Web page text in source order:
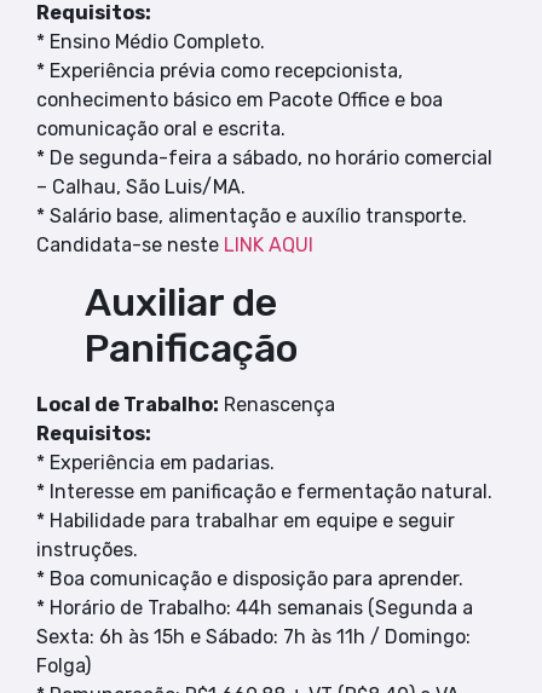
Requisitos:
* Ensino Médio Completo.
* Experiência prévia como recepcionista,
conhecimento básico em Pacote Office e boa
comunicação oral e escrita.
* De segunda-feira a sábado, no horário comercial
– Calhau, São Luis/MA.
* Salário base, alimentação e auxílio transporte.
Candidata-se neste LINK AQUI
Auxiliar de
Panificação
Local de Trabalho: Renascença
Requisitos:
* Experiência em padarias.
* Interesse em panificação e fermentação natural.
* Habilidade para trabalhar em equipe e seguir
instruções.
* Boa comunicação e disposição para aprender.
* Horário de Trabalho: 44h semanais (Segunda a
Sexta: 6h às 15h e Sábado: 7h às 11h / Domingo:
Folga)